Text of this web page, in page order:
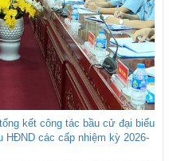
kết công tác bầu cử đại biểu
HĐND các cấp nhiệm kỳ 2026-